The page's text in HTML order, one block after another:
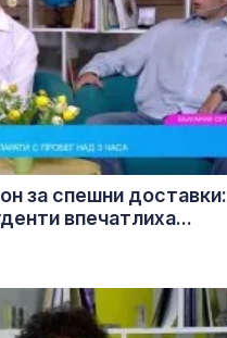
за спешни доставки:
впечатлиха...